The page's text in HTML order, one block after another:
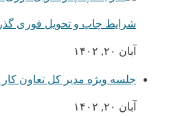
شرایط چاپ و تحویل فوری
آبان ۲۰, ۱۴۰۲
جلسه ویژه مدیر کل تعاون
آبان ۲۰, ۱۴۰۲